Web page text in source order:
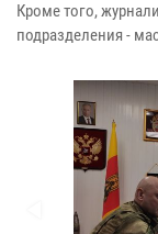
Кроме того,
подразделения -